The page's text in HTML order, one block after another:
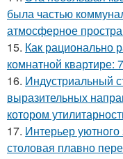
была частью
атмосферное
15. Как рационально
комнатной
16. Индустриальный
выразительных
котором
17. Интерьер уютного
столовая плавно